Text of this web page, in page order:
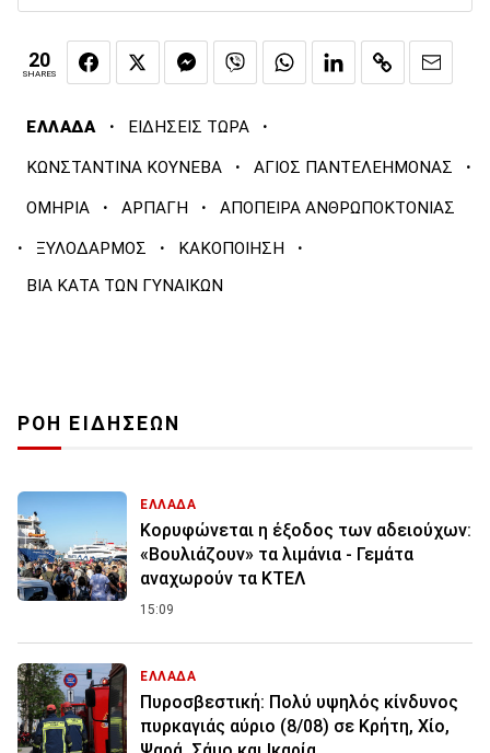
20
SHARES
ΕΛΛΑΔΑ · ΕΙΔΗΣΕΙΣ ΤΩΡΑ ·
ΚΩΝΣΤΑΝΤΙΝΑ ΚΟΥΝΕΒΑ · ΑΓΙΟΣ ΠΑΝΤΕΛΕΗΜΟΝΑΣ ·
ΟΜΗΡΙΑ · ΑΡΠΑΓΗ · ΑΠΟΠΕΙΡΑ ΑΝΘΡΩΠΟΚΤΟΝΙΑΣ
· ΞΥΛΟΔΑΡΜΟΣ · ΚΑΚΟΠΟΙΗΣΗ ·
ΒΙΑ ΚΑΤΑ ΤΩΝ ΓΥΝΑΙΚΩΝ
ΡΟΗ ΕΙΔΗΣΕΩΝ
ΕΛΛΑΔΑ
Κορυφώνεται η έξοδος των αδειούχων:
«Βουλιάζουν» τα λιμάνια - Γεμάτα
αναχωρούν τα ΚΤΕΛ
15:09
ΕΛΛΑΔΑ
Πυροσβεστική: Πολύ υψηλός κίνδυνος
πυρκαγιάς αύριο (8/08) σε Κρήτη, Χίο,